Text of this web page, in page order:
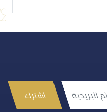
اشترك